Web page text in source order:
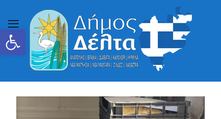
Ανοίξτε τη γραμμή εργαλείων